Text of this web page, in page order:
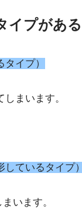
イプがある
イプ）
まいます。
ているタイプ）
います。